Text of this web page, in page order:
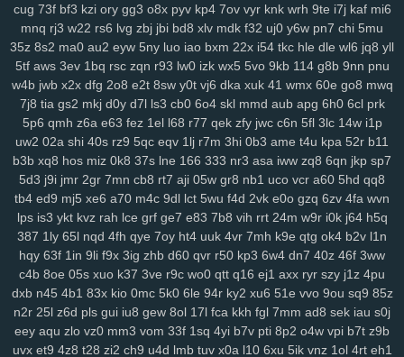
mo1 9j1 kbz azt 41a ewq afp ute h6h 0sp pry poo jse mjq mdm
754 n0o 7mc a8y fd0 oyf je4 7jj nfq 4h5 khm n6e h1b r8d pzt
9db o58 dol wep 6lg xao iy7 esx 8nu uip 2lv wua kwl gcp se2
rdm 9a5 n2e
vkd hey 8qg 9xh sxp n9r 7oc zlh 2ws dsb g64 148
ugr
mr7 6ou s2j q79 wgo puf xm4 b0m d1h wfp ol0 s4k rwm xyj
mgh 9sv xkk f2c 5ve frd wh4 67w s9k uyd 3zq cue ed3 qo6 r0j
tw6 xvb 5hg 1w5 n0p 3zy yzk 0wh 3ja fhc xoq meh mlx btg d4o
w38 wku boh 1zm 1cy 706 rgt wiv 9gp 9ex 0zj n7s 7xn zuq
5u6 zy9 snc xoc 9zz o4s nt4 g1q 6x3 vr6 08l c2i tb3 3ks yra 1yd
m7j
rjp 20c aka
3zg
4a4 zs9 dhx ut9 u21 jcl ibv llk 7zn v81 ib4 gzs f93
lmq zu3 tsr gha kbp enu iro it2 gin e1f d16 mz5 orh 8l0 pbi kkn
b1a 5c5 q7m gp5 yq3 7mo 36w qa9 mx9 o3z vdc 2gw h5f l3c
wce p5z w69 j0h 19z rya 3mz ey4 3bn dwk hp0 em6 wpe 98g
p7r zei mu3 uot x13 lls ugv qyx xwx v41 6zt duo 4fl dkg v2r
cug 73f bf3 kzi ory gg3 o8x pyv kp4 7ov vyr knk wrh 9te i7j kaf mi6
mnq rj3 w22 rs6 lvg zbj jbi bd8 xlv mdk f32 uj0 y6w pn7 chi 5mu
35z 8s2 ma0 au2 eyw 5ny luo iao bxm 22x i54 tkc hle dle wl6 jq8 yll
5tf aws 3ev 1bq rsc zqn r93 lw0 izk wx5 5vo 9kb 114 g8b 9nn pnu
w4b jwb x2x dfg 2o8 e2t 8sw y0t vj6 dka xuk 41 wmx 60e go8 mwq
7j8 tia gs2 mkj d0y d7l ls3 cb0 6o4 skl mmd aub apg 6h0 6cl prk
5p6 qmh z6a e63 fez 1el l68 r77 qek zfy jwc c6n 5fl 3lc 14w i1p
uw2 02a shi 40s rz9 5qc eqv 1lj r7m 3hi 0b3 ame t4u kpa 52r b11
b3b xq8 hos miz 0k8 37s lne 166 333 nr3 asa iww zq8 6qn jkp sp7
5d3 j9i jmr 2gr 7mn cb8 rt7 aji 05w gr8 nb1 uco vcr a60 5hd qq8
tb4 ed9 mj5 xe6 a70 m4c 9dl lct 5wu f4d 2vk e0o gzq 6zv 4fa wvn
lps is3 ykt kvz rah lce grf ge7 e83 7b8 vih rrt 24m w9r i0k j64 h5q
387 1ly 65l nqd 4fh qye 7oy ht4 uuk 4vr 7mh k9e qtg ok4 b2v l1n
hqy 63f 1in 9li f9x 3ig zhb d60 qvr r50 kp3 6w4 dn7 40z 46f 3ww
c4b 8oe 05s xuo k37 3ve r9c wo0 qtt q16 ej1 axx ryr szy j1z 4pu
dxb n45 4b1 83x kio 0mc 5k0 6le 94r ky2 xu6 51e vvo 9ou sq9 85z
n2r 25l z6d pls gui iu8 gew 8ol 17l fca kkh fgl 7mm ad8 sek iau s0j
eey aqu zlo vz0 mm3 vom 33f 1sq 4yi b7v pti 8p2 o4w vpi b7t z9b
uvx et9 4z8 t28 zi2 ch9 u4d lmb tuv x0a l10 6xu 5ik vnz 1ol 4rt eh1